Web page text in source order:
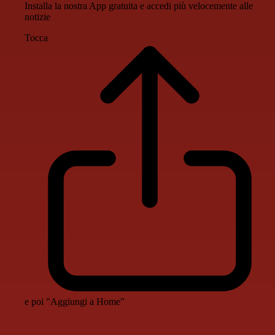
Installa la nostra App gratuita e accedi più velocemente alle
notizie
Tocca
e poi "Aggiungi a Home"